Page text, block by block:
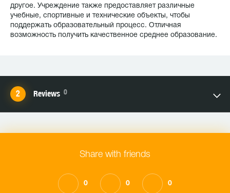
другое. Учреждение также предоставляет различные
учебные, спортивные и технические объекты, чтобы
поддержать образовательный процесс. Отличная
возможность получить качественное среднее образование.
Reviews 0
Share with friends
0 0 0